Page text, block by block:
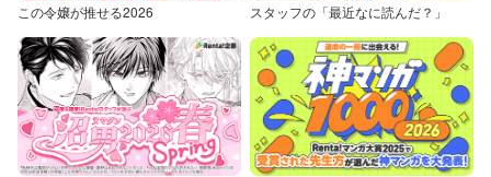
この令嬢が推せる2026 スタッフの「最近なに読んだ？」